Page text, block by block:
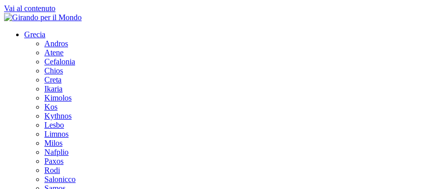
Vai al contenuto
Grecia
Andros
Atene
Cefalonia
Chios
Creta
Ikaria
Kimolos
Kos
Kythnos
Lesbo
Limnos
Milos
Nafplio
Paxos
Rodi
Salonicco